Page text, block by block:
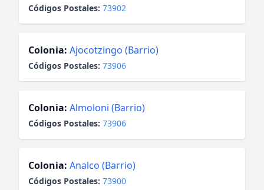
Códigos Postales: 73902
Colonia: Ajocotzingo (Barrio)
Códigos Postales: 73906
Colonia: Almoloni (Barrio)
Códigos Postales: 73906
Colonia: Analco (Barrio)
Códigos Postales: 73900